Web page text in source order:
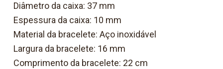
Diâmetro da caixa: 37 mm
Espessura da caixa: 10 mm
Material da bracelete: Aço inoxidável
Largura da bracelete: 16 mm
Comprimento da bracelete: 22 cm